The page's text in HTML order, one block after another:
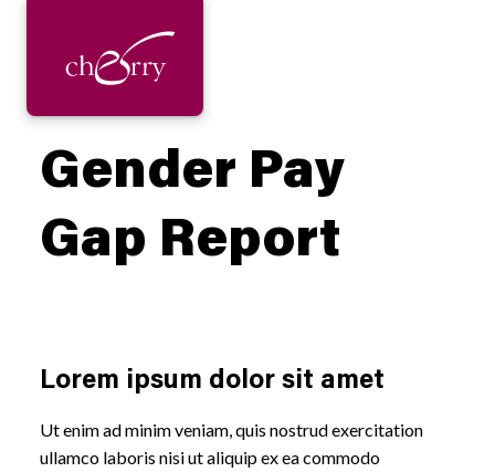
Gender Pay
Gap Report
Lorem ipsum dolor sit amet
Ut enim ad minim veniam, quis nostrud exercitation
ullamco laboris nisi ut aliquip ex ea commodo